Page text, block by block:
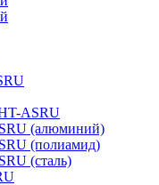
ASRU
(алюминий)
(полиамид)
(сталь)